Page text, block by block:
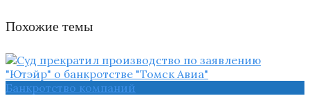
Похожие темы
Банкротство компаний